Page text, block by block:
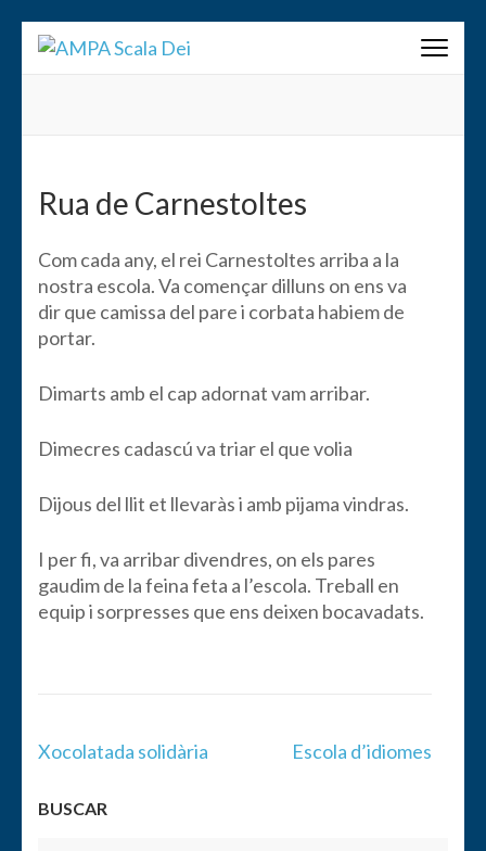
Saltar
Intro)
AMPA Scala Dei
Rua de Carnestoltes
Com cada any, el rei Carnestoltes arriba a la
nostra escola. Va començar dilluns on ens va
dir que camissa del pare i corbata habiem de
portar.
Dimarts amb el cap adornat vam arribar.
Dimecres cadascú va triar el que volia
Dijous del llit et llevaràs i amb pijama vindras.
I per fi, va arribar divendres, on els pares
gaudim de la feina feta a l’escola. Treball en
equip i sorpresses que ens deixen bocavadats.
Navegación
entradas
Xocolatada solidària Escola d’idiomes
BUSCAR